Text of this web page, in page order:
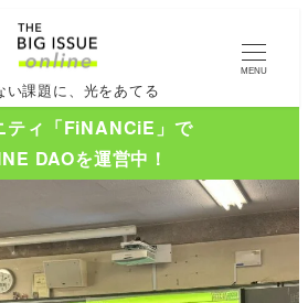
い課題に、光をあてる
MENU
ティ「FiNANCiE」で
DAOを運営中！